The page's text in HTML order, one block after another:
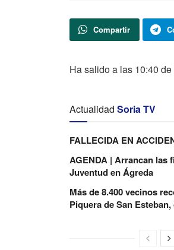
Compartir
Ha salido a las 10:40
Actualidad Soria TV
FALLECIDA EN
AGENDA | Arrancan las
Juventud en Ágreda
Más de 8.400 vecinos
Piquera de San Esteban,